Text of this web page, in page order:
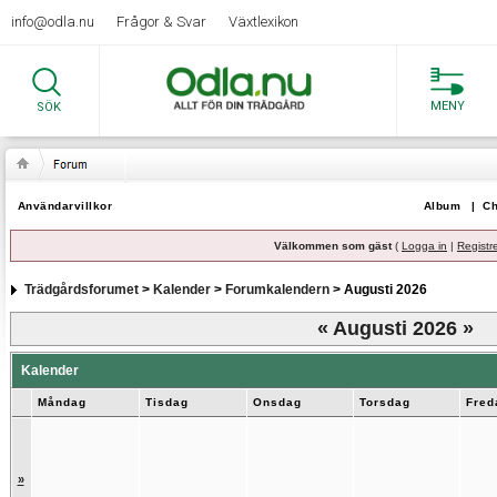
info@odla.nu Frågor & Svar Växtlexikon
SÖK MENY
Användarvillkor Album |
Välkommen som gäst( Logga in |
Trädgårdsforumet> Kalender> Forumkalendern> Augusti 2026
« Augusti 2026 »
Kalender
Måndag Tisdag Onsdag Torsdag
»